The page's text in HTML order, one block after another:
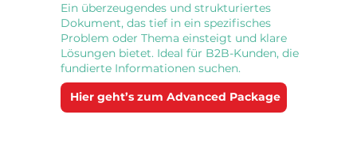
Ein überzeugendes und strukturiertes
Dokument, das tief in ein spezifisches
Problem oder Thema einsteigt und klare
Lösungen bietet. Ideal für B2B-Kunden, die
fundierte Informationen suchen.
Hier geht’s zum Advanced Package